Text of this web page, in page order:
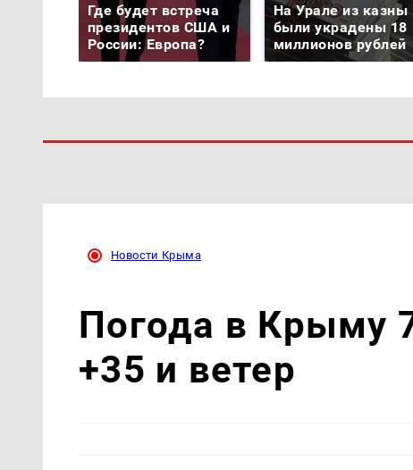
Где будет встреча
президентов США и
России: Европа?
На Урале из казны
были украдены 18
миллионов рублей
Новости Крыма
Погода в Крыму
+35 и ветер